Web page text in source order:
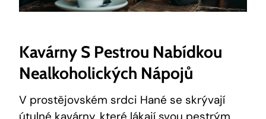
Kavárny S Pestrou Nabídkou
Nealkoholických Nápojů
V prostějovském srdci Hané se skrývají